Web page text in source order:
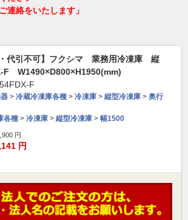
連絡をいたします」
・代引不可】フクシマ 業務用冷凍庫 縦
W1490×D800×H1950(mm)
F
> 冷蔵冷凍庫各種 > 冷凍庫 > 縦型冷凍庫 > 奥行
各種 > 冷凍庫 > 縦型冷凍庫 > 幅1500
円
円